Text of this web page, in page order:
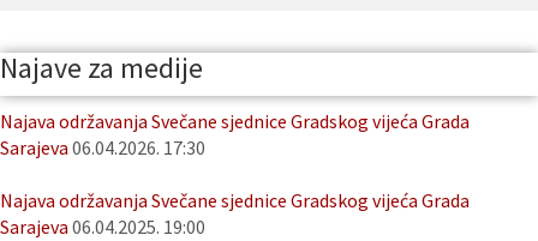
Najave za medije
Najava održavanja Svečane sjednice Gradskog vijeća Grada
Sarajeva 06.04.2026. 17:30
Najava održavanja Svečane sjednice Gradskog vijeća Grada
Sarajeva 06.04.2025. 19:00